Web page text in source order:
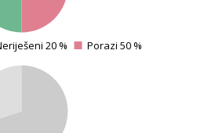
0
20 % Porazi 50 %